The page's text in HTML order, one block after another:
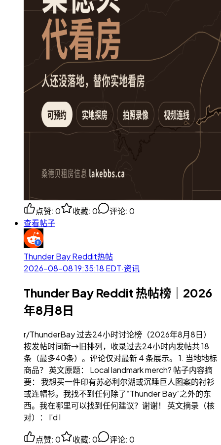
点赞: 0 收藏: 0 评论: 0
查看帖子
Thunder Bay Reddit热帖
2026-08-08 19:35:18 EDT·资讯
Thunder Bay Reddit 热帖榜｜2026
年8月8日
r/ThunderBay 过去24小时讨论榜（2026年8月8日）
按发帖时间新→旧排列，收录过去24小时内发帖共 18
条（最多40条）。评论仅对最新 4 条展示。 1. 当地地标
商品？ 英文原题： Local landmark merch? 帖子内容摘
要： 我想买一件印有苏必利尔湖或沉睡巨人图案的衬衫
或连帽衫。我找不到任何除了“Thunder Bay”之外的东
西。我在哪里可以找到任何建议？谢谢！ 英文摘录（核
对）： I’d l
点赞: 0 收藏: 0 评论: 0